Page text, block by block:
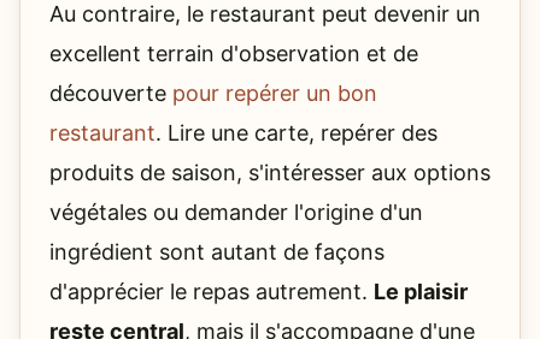
Au contraire, le restaurant peut devenir un
excellent terrain d'observation et de
découverte pour repérer un bon
restaurant. Lire une carte, repérer des
produits de saison, s'intéresser aux options
végétales ou demander l'origine d'un
ingrédient sont autant de façons
d'apprécier le repas autrement. Le plaisir
reste central, mais il s'accompagne d'une